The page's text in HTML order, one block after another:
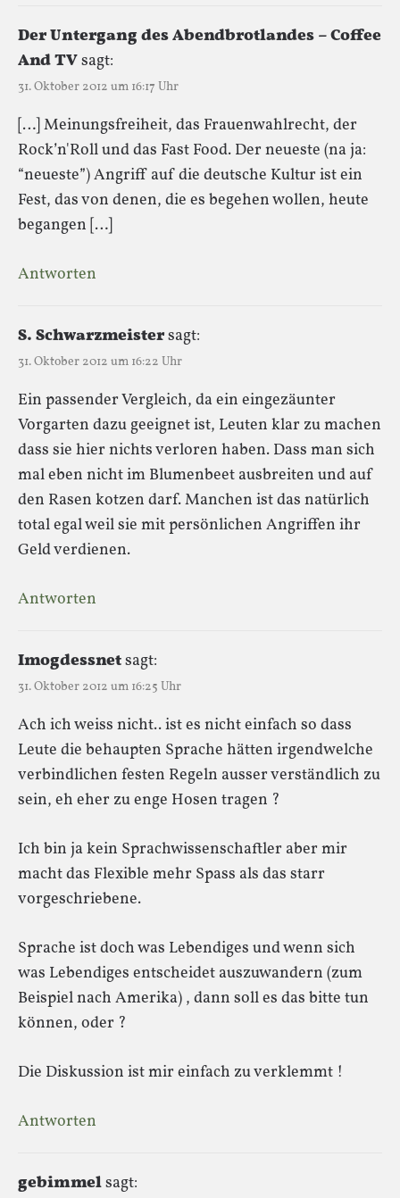
Der Untergang des Abendbrotlandes – Coffee
And TVsagt:
31. Oktober 2012 um 16:17 Uhr
[…] Meinungsfreiheit, das Frauenwahlrecht, der
Rock’n'Roll und das Fast Food. Der neueste (na ja:
“neueste”) Angriff auf die deutsche Kultur ist ein
Fest, das von denen, die es begehen wollen, heute
begangen […]
Antworten
S. Schwarzmeistersagt:
31. Oktober 2012 um 16:22 Uhr
Ein passender Vergleich, da ein eingezäunter
Vorgarten dazu geeignet ist, Leuten klar zu machen
dass sie hier nichts verloren haben. Dass man sich
mal eben nicht im Blumenbeet ausbreiten und auf
den Rasen kotzen darf. Manchen ist das natürlich
total egal weil sie mit persönlichen Angriffen ihr
Geld verdienen.
Antworten
Imogdessnetsagt:
31. Oktober 2012 um 16:25 Uhr
Ach ich weiss nicht.. ist es nicht einfach so dass
Leute die behaupten Sprache hätten irgendwelche
verbindlichen festen Regeln ausser verständlich zu
sein, eh eher zu enge Hosen tragen ?
Ich bin ja kein Sprachwissenschaftler aber mir
macht das Flexible mehr Spass als das starr
vorgeschriebene.
Sprache ist doch was Lebendiges und wenn sich
was Lebendiges entscheidet auszuwandern (zum
Beispiel nach Amerika) , dann soll es das bitte tun
können, oder ?
Die Diskussion ist mir einfach zu verklemmt !
Antworten
gebimmelsagt: